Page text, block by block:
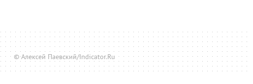
© Алексей Паевский/Indicator.Ru